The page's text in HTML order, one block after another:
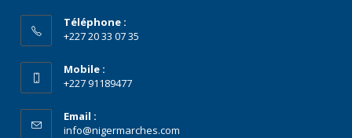
Téléphone :
+227 20 33 07 35
Mobile :
+227 91189477
Email :
info@nigermarches.com